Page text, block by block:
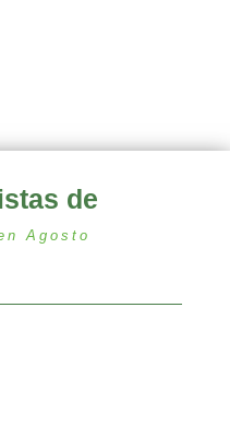
de
Agosto